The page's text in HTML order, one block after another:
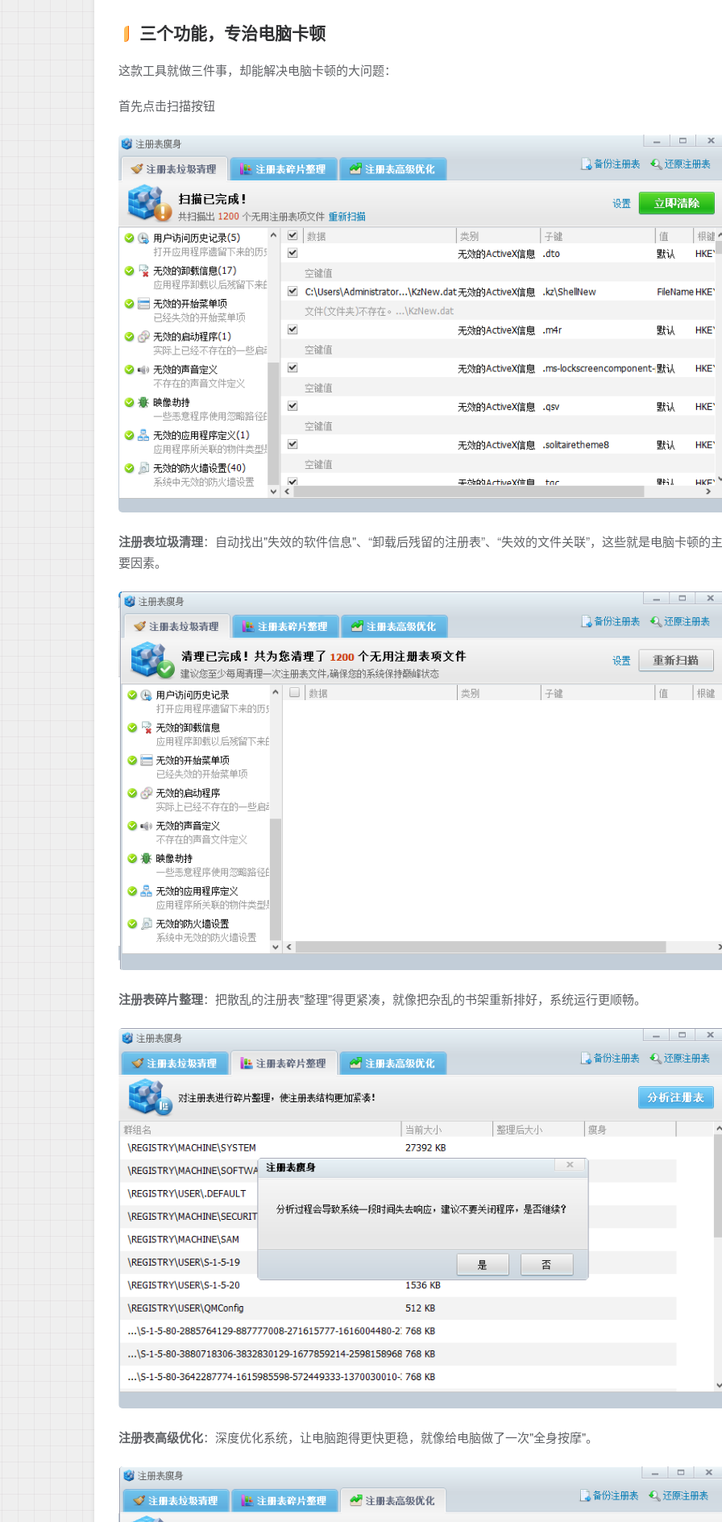
三个功能，专治电脑卡顿
这款工具就做三件事，却能解决电脑卡顿的大问题：
首先点击扫描按钮
注册表垃圾清理：自动找出"失效的软件信息"、“卸载后残留的注册表”、“失效的文件关联”，这些就是电脑卡顿的主
要因素。
注册表碎片整理：把散乱的注册表"整理"得更紧凑，就像把杂乱的书架重新排好，系统运行更顺畅。
注册表高级优化：深度优化系统，让电脑跑得更快更稳，就像给电脑做了一次"全身按摩"。